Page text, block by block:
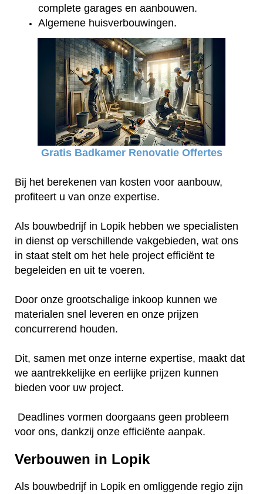
complete garages en aanbouwen.
Algemene huisverbouwingen.
Gratis Badkamer Renovatie Offertes
Bij het berekenen van kosten voor aanbouw,
profiteert u van onze expertise.
Als bouwbedrijf in Lopik hebben we specialisten
in dienst op verschillende vakgebieden, wat ons
in staat stelt om het hele project efficiënt te
begeleiden en uit te voeren.
Door onze grootschalige inkoop kunnen we
materialen snel leveren en onze prijzen
concurrerend houden.
Dit, samen met onze interne expertise, maakt dat
we aantrekkelijke en eerlijke prijzen kunnen
bieden voor uw project.
Deadlines vormen doorgaans geen probleem
voor ons, dankzij onze efficiënte aanpak.
Verbouwen in Lopik
Als bouwbedrijf in Lopik en omliggende regio zijn